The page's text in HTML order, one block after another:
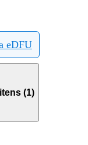
eDFU
(1)